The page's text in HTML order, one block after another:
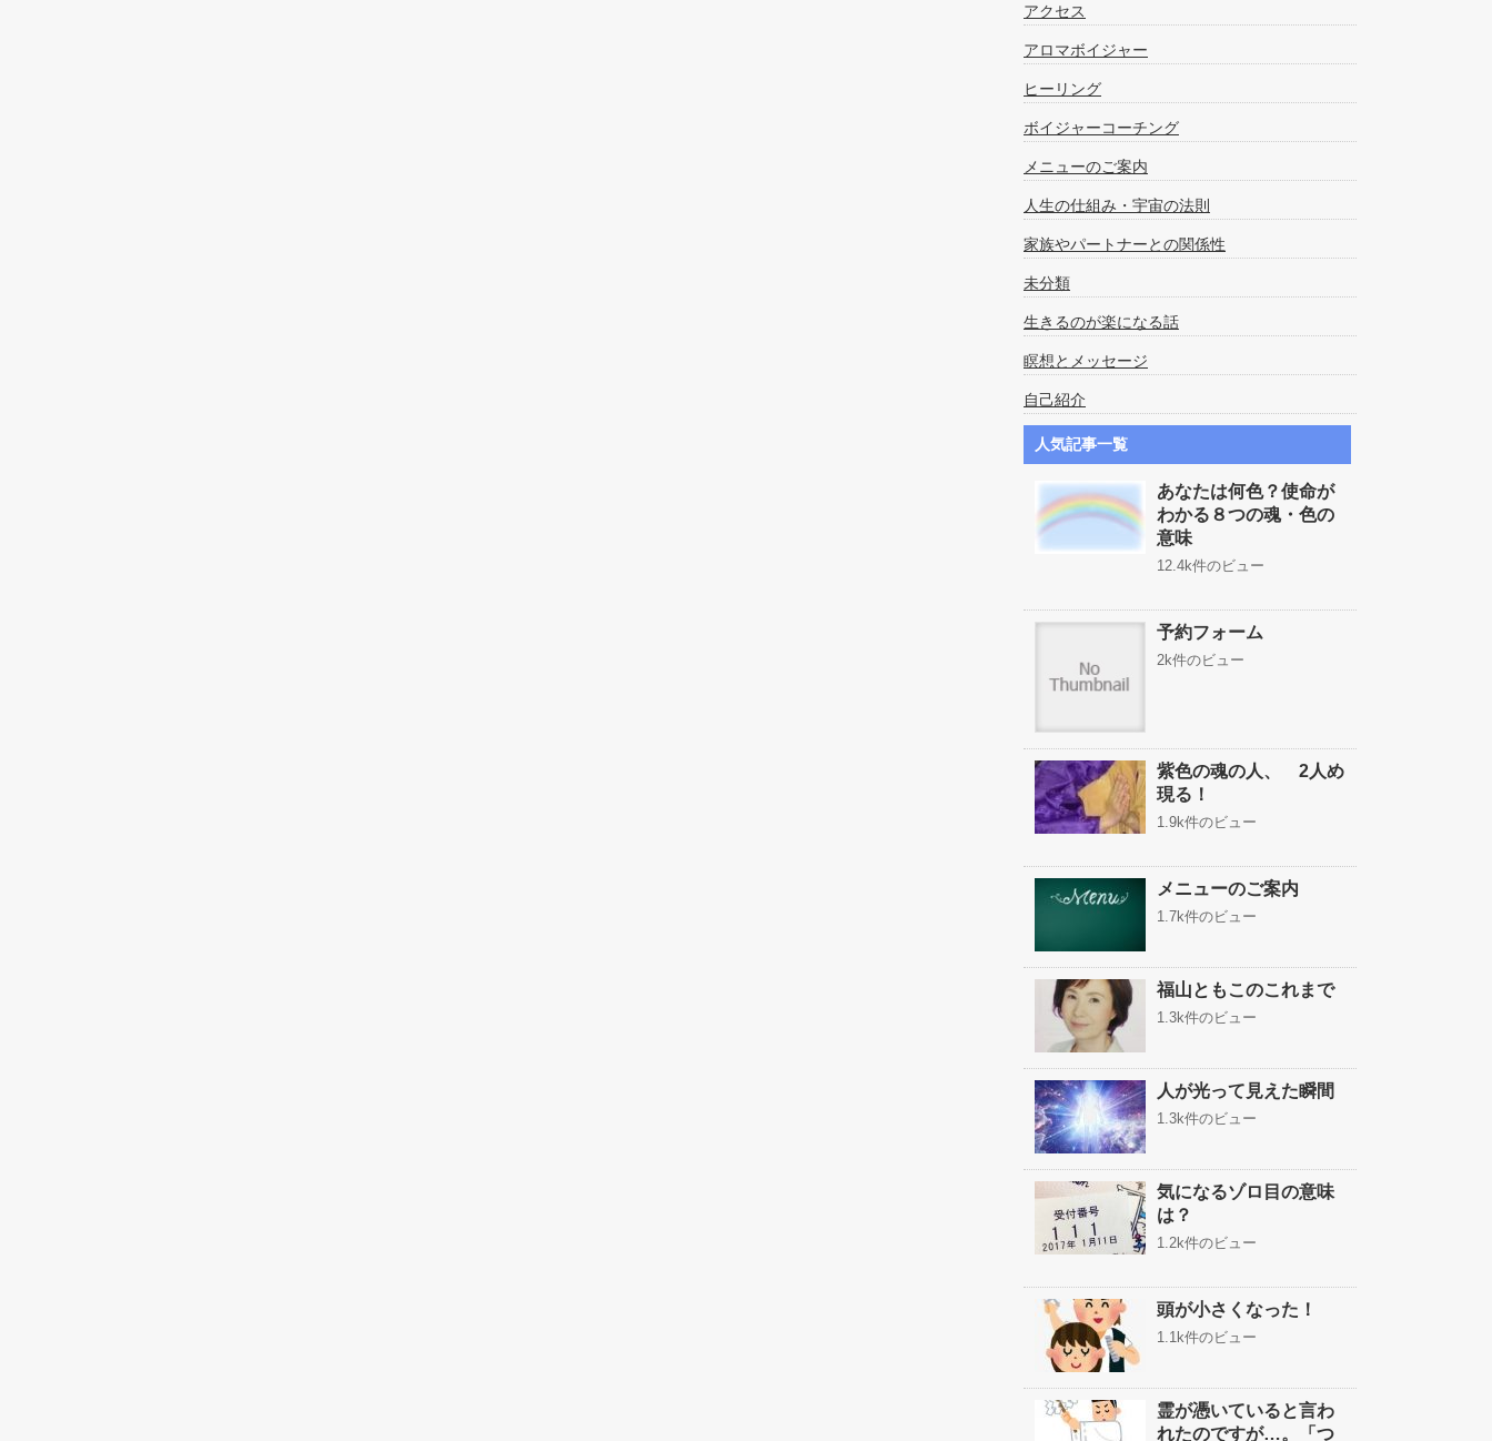
アクセス
アロマボイジャー
ヒーリング
ボイジャーコーチング
メニューのご案内
人生の仕組み・宇宙の法則
家族やパートナーとの関係性
未分類
生きるのが楽になる話
瞑想とメッセージ
自己紹介
人気記事一覧
あなたは何色？使命が
わかる８つの魂・色の
意味
12.4k件のビュー
予約フォーム
2k件のビュー
紫色の魂の人、 2人め
現る！
1.9k件のビュー
メニューのご案内
1.7k件のビュー
福山ともこのこれまで
1.3k件のビュー
人が光って見えた瞬間
1.3k件のビュー
気になるゾロ目の意味
は？
1.2k件のビュー
頭が小さくなった！
1.1k件のビュー
霊が憑いていると言わ
れたのですが…。「つ